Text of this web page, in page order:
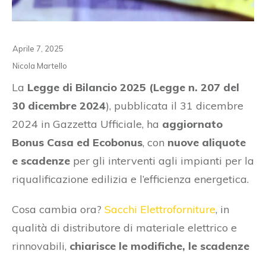
Aprile 7, 2025
Nicola Martello
La Legge di Bilancio 2025 (Legge n. 207 del
30 dicembre 2024), pubblicata il 31 dicembre
2024 in Gazzetta Ufficiale, ha aggiornato
Bonus Casa ed Ecobonus, con nuove aliquote
e scadenze per gli interventi agli impianti per la
riqualificazione edilizia e l’efficienza energetica.
Cosa cambia ora? Sacchi Elettroforniture, in
qualità di distributore di materiale elettrico e
rinnovabili, chiarisce le modifiche, le scadenze